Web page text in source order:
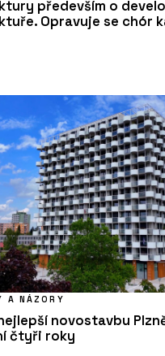
především o
Opravuje se chór
A NÁZORY
novostavbu
čtyři roky